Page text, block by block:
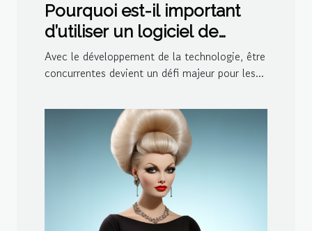
Pourquoi est-il important
d’utiliser un logiciel de
ludothèque et de
médiathèque pour votre
Avec le développement de la technologie, être
concurrentes devient un défi majeur pour les...